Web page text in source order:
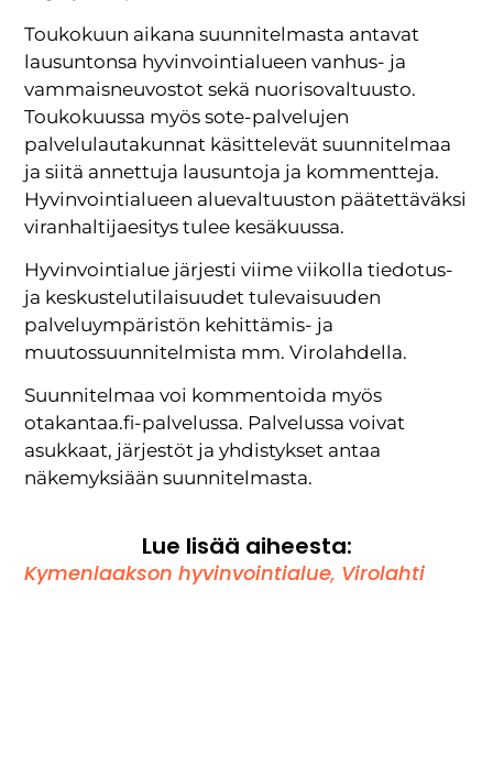
Toukokuun aikana suunnitelmasta antavat
lausuntonsa hyvinvointialueen vanhus- ja
vammaisneuvostot sekä nuorisovaltuusto.
Toukokuussa myös sote-palvelujen
palvelulautakunnat käsittelevät suunnitelmaa
ja siitä annettuja lausuntoja ja kommentteja.
Hyvinvointialueen aluevaltuuston päätettäväksi
viranhaltijaesitys tulee kesäkuussa.
Hyvinvointialue järjesti viime viikolla tiedotus-
ja keskustelutilaisuudet tulevaisuuden
palveluympäristön kehittämis- ja
muutossuunnitelmista mm. Virolahdella.
Suunnitelmaa voi kommentoida myös
otakantaa.fi-palvelussa. Palvelussa voivat
asukkaat, järjestöt ja yhdistykset antaa
näkemyksiään suunnitelmasta.
Lue lisää aiheesta:
Kymenlaakson hyvinvointialue, Virolahti